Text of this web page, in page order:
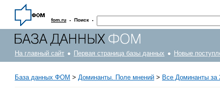
fom.ru · Поиск ·
На главный сайт Первая страница базы данных Новые
База данных ФОМ > Доминанты. Поле мнений > Все Доминанты за